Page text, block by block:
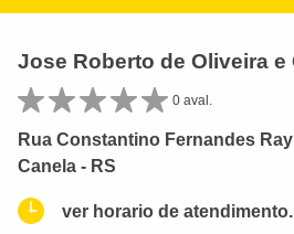
Jose Roberto de Oliveira e
0 aval.
Rua Constantino Fernandes
Canela - RS
ver horario de atendimento.